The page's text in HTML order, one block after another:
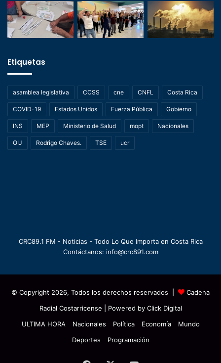
Etiquetas
asamblea legislativa CCSS cne CNFL Costa Rica
COVID-19 Estados Unidos Fuerza Pública Gobierno
INS MEP Ministerio de Salud mopt Nacionales
OIJ Rodrigo Chaves. TSE ucr
CRC89.1 FM - Noticias - Todo Lo Que Importa en Costa Rica
Contáctanos: info@crc891.com
© Copyright 2026, Todos los derechos reservados |
Cadena
Radial Costarricense | Powered by Click Digital
ULTIMA HORA
Nacionales Política Economía
Mundo
Deportes
Programación